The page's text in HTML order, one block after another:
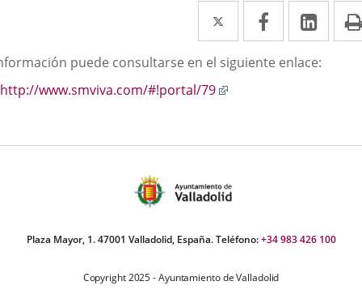
Twitter
Enlace
a
una
aplicación
Facebook
Enlace
a
una
a
una
puede consultarse en el siguiente enlace:
http://www.smviva.com/#!portal/79
aplicación
Plaza Mayor, 1. 47001 Valladolid, España. Teléfono:+34 983 426 100
Copyright 2025 - Ayuntamiento de Valladolid